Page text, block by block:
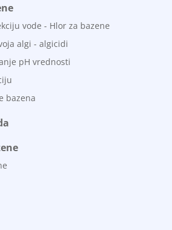
vode - Hlor za bazene
algi - algicidi
pH vrednosti
bazena